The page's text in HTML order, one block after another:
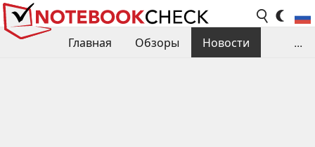
Главная Обзоры
Новости
...